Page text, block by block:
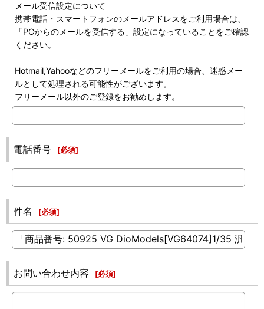
メール受信設定について
携帯電話・スマートフォンのメールアドレスをご利用場合は、
「PCからのメールを受信する」設定になっていることをご確認
ください。
Hotmail,Yahooなどのフリーメールをご利用の場合、迷惑メー
ルとして処理される可能性がございます。
フリーメール以外のご登録をお勧めします。
電話番号 [必須]
件名 [必須]
お問い合わせ内容 [必須]